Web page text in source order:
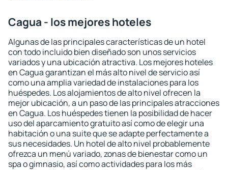
Cagua - los mejores hoteles
Algunas de las principales características de un hotel
con todo incluido bien diseñado son unos servicios
variados y una ubicación atractiva. Los mejores hoteles
en Cagua garantizan el más alto nivel de servicio así
como una amplia variedad de instalaciones para los
huéspedes. Los alojamientos de alto nivel ofrecen la
mejor ubicación, a un paso de las principales atracciones
en Cagua. Los huéspedes tienen la posibilidad de hacer
uso del aparcamiento gratuito así como de elegir una
habitación o una suite que se adapte perfectamente a
sus necesidades. Un hotel de alto nivel probablemente
ofrezca un menú variado, zonas de bienestar como un
spa o gimnasio, así como actividades para los más